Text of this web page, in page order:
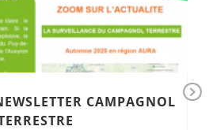
CAMPAGNOL